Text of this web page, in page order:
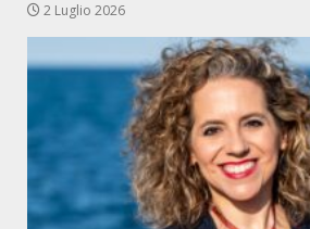
2 Luglio 2026